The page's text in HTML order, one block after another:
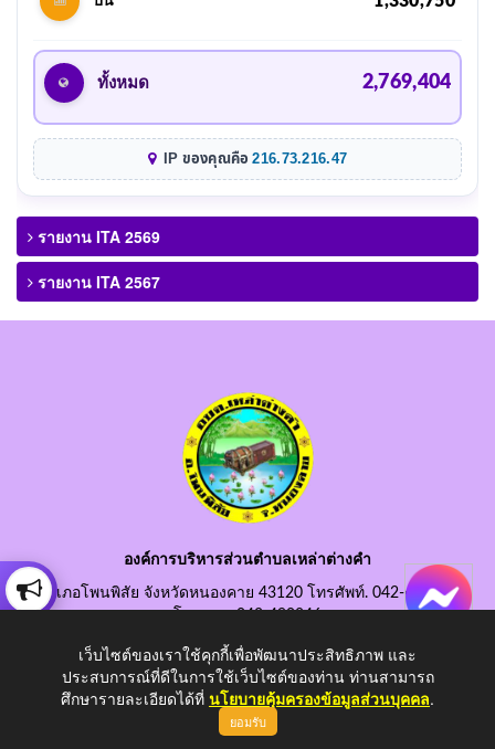
ทั้งหมด 2,769,404
IP ของคุณคือ216.73.216.47
รายงาน ITA 2569
รายงาน ITA 2567
องค์การบริหารส่วนตำบลเหล่าต่างคำ
อำเภอโพนพิสัย จังหวัดหนองคาย 43120 โทรศัพท์. 042-490845
โทรสาร. 042-490846
อีเมลกลาง. saraban@laotangkham.go.th
เว็บไซต์ของเราใช้คุกกี้เพื่อพัฒนาประสิทธิภาพ และ
ประสบการณ์ที่ดีในการใช้เว็บไซต์ของท่าน ท่านสามารถ
ศึกษารายละเอียดได้ที่ นโยบายคุ้มครองข้อมูลส่วนบุคคล.
ยอมรับ